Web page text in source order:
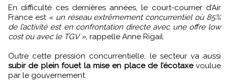
En difficulté ces dernières années, le court-courrier d’Air
France est « un réseau extrêmement concurrentiel où 85%
de l’activité est en confrontation directe avec une offre low
cost ou avec le TGV », rappelle Anne Rigail.
Outre cette pression concurrentielle, le secteur va aussi
subir de plein fouet la mise en place de l’écotaxevoulue
par le gouvernement.